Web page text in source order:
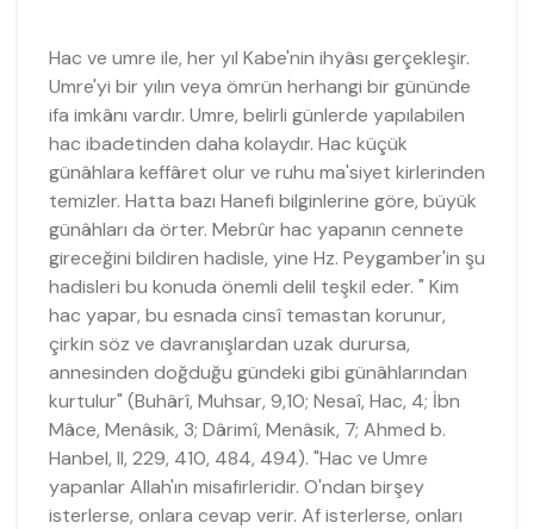
Hac ve umre ile, her yıl Kabe'nin ihyâsı gerçekleşir.
Umre'yi bir yılın veya ömrün herhangi bir gününde
ifa imkânı vardır. Umre, belirli günlerde yapılabilen
hac ibadetinden daha kolaydır. Hac küçük
günâhlara keffâret olur ve ruhu ma'siyet kirlerinden
temizler. Hatta bazı Hanefi bilginlerine göre, büyük
günâhları da örter. Mebrûr hac yapanın cennete
gireceğini bildiren hadisle, yine Hz. Peygamber'in şu
hadisleri bu konuda önemli delil teşkil eder. " Kim
hac yapar, bu esnada cinsî temastan korunur,
çirkin söz ve davranışlardan uzak durursa,
annesinden doğduğu gündeki gibi günâhlarından
kurtulur" (Buhârî, Muhsar, 9,10; Nesaî, Hac, 4; İbn
Mâce, Menâsik, 3; Dârimî, Menâsik, 7; Ahmed b.
Hanbel, II, 229, 410, 484, 494). "Hac ve Umre
yapanlar Allah'ın misafirleridir. O'ndan birşey
isterlerse, onlara cevap verir. Af isterlerse, onları